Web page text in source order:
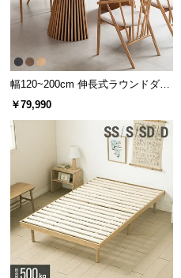
幅120~200cm 伸長式ラウンドダイ
ニングテーブル 6人掛け 天然木突
￥79,990